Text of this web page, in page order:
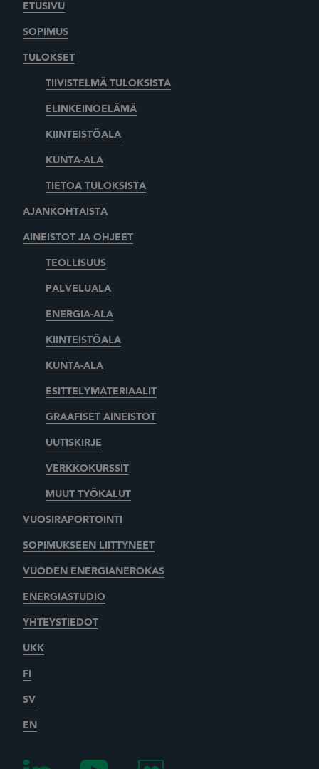
ETUSIVU
SOPIMUS
TULOKSET
TIIVISTELMÄ TULOKSISTA
ELINKEINOELÄMÄ
KIINTEISTÖALA
KUNTA-ALA
TIETOA TULOKSISTA
AJANKOHTAISTA
AINEISTOT JA OHJEET
TEOLLISUUS
PALVELUALA
ENERGIA-ALA
KIINTEISTÖALA
KUNTA-ALA
ESITTELYMATERIAALIT
GRAAFISET AINEISTOT
UUTISKIRJE
VERKKOKURSSIT
MUUT TYÖKALUT
VUOSIRAPORTOINTI
SOPIMUKSEEN LIITTYNEET
VUODEN ENERGIANEROKAS
ENERGIASTUDIO
YHTEYSTIEDOT
UKK
FI
SV
EN